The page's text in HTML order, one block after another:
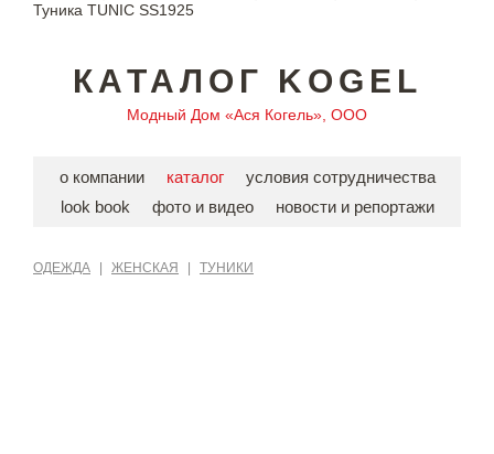
Туника TUNIC SS1925
КАТАЛОГ KOGEL
Модный Дом «Ася Когель», ООО
о компании каталог
условия сотрудничества
look book
фото и видео новости и репортажи
ОДЕЖДА ЖЕНСКАЯ ТУНИКИ